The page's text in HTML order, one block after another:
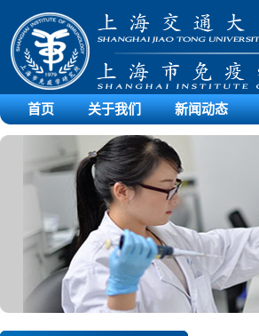
首页 关于我们 新闻动态